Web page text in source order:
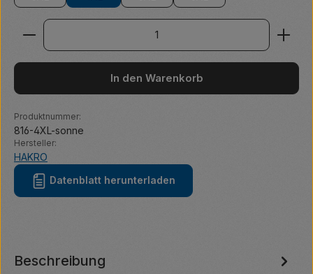
Produkt Anzahl: Gib den gewünschten Wert ein
In den Warenkorb
Produktnummer:
816-4XL-sonne
Hersteller:
HAKRO
Datenblatt herunterladen
Beschreibung